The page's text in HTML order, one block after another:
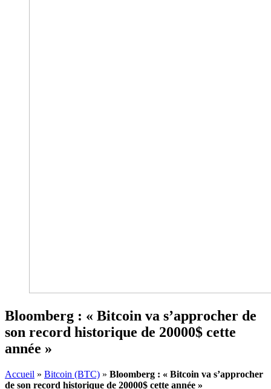
Bloomberg : « Bitcoin va s’approcher de
son record historique de 20000$ cette
année »
Accueil » Bitcoin (BTC) » Bloomberg : « Bitcoin va s’approcher
de son record historique de 20000$ cette année »